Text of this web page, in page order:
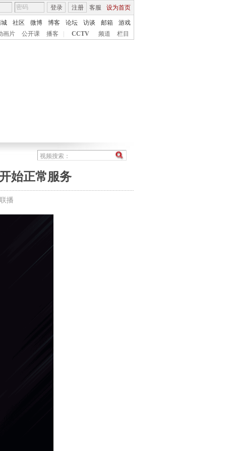
客服 设为首页
登录 注册
社区 微博 博客 论坛 访谈 邮箱
游戏
画片 公开课 播客 CCTV 频道 栏目
始正常服务
播